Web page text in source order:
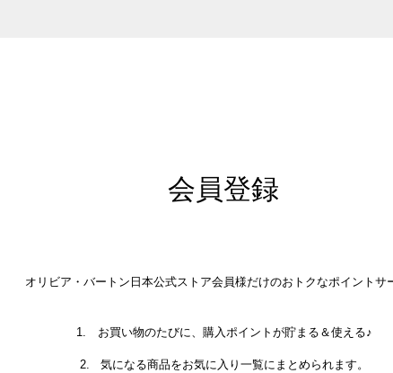
会員登録
オリビア・バートン日本公式ストア会員様だけのおトクなポイントサ
お買い物のたびに、購入ポイントが貯まる＆使える♪
気になる商品をお気に入り一覧にまとめられます。